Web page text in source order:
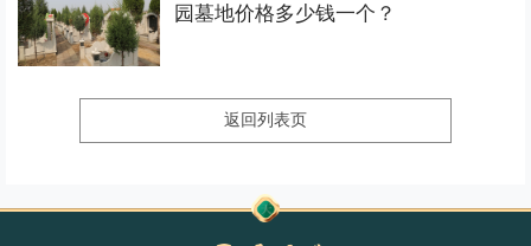
园墓地价格多少钱一个？
返回列表页